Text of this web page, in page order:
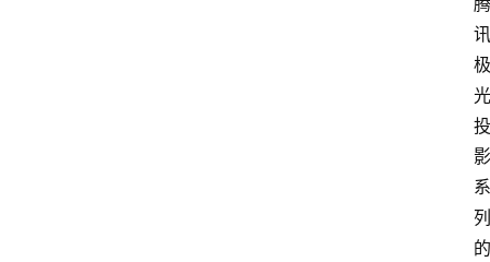
讯
极
光
投
影
系
列
的